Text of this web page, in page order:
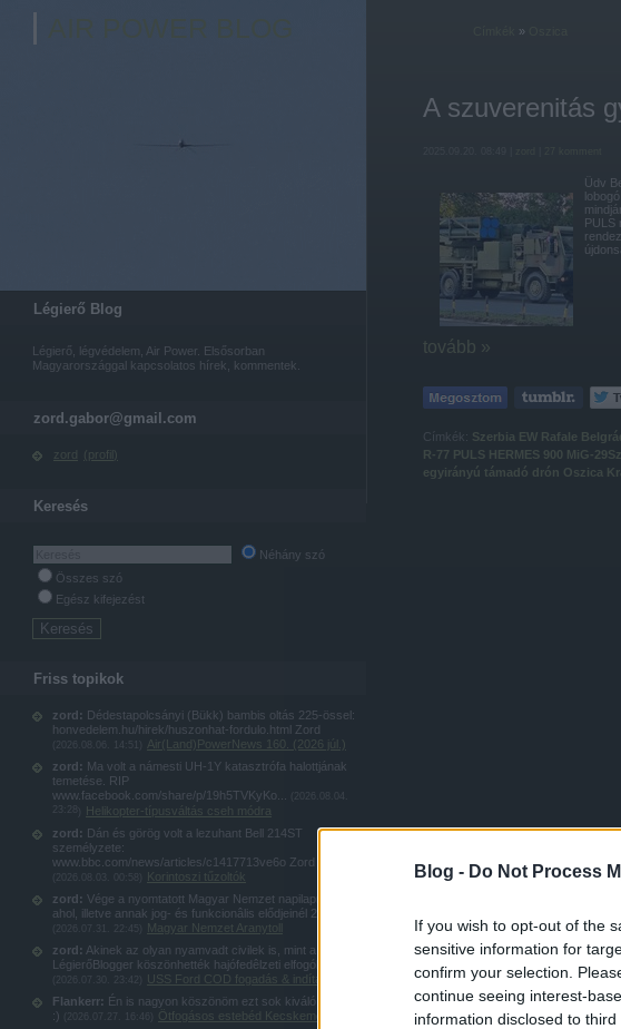
Blog - Do Not Process
If you wish to opt-out of the
sensitive information for
confirm your selection.
continue seeing interest-
information disclosed to
Légierő Blog
Légierő, légvédelem, Air Power. Elsősorban
Magyarországgal kapcsolatos hírek, kommentek.
zord.gabor@gmail.com
zord ( profil )
Keresés
Néhány szó
Összes szó
Egész kifejezést
Friss topikok
zord: Dédestapolcsányi (Bükk) bambis oltás 225-össel:
honvedelem.hu/hirek/huszonhat-fordulo.html Zord
Air(Land)PowerNews 160. (2026 júl.)
zord: Ma volt a námesti UH-1Y katasztrófa halottjának
temetése. RIP
www.facebook.com/share/p/19h5TVKyKo...
Helikopter-típusváltás cseh módra
zord: Dán és görög volt a lezuhant Bell 214ST
személyzete:
www.bbc.com/news/articles/c1417713ve6o Zord
Korintoszi tűzoltók
zord: Vége a nyomtatott Magyar Nemzet napilapnak,
ahol, illetve annak jog- és funkcionâlis elődjeinél 20...
Magyar Nemzet Aranytoll
zord: Akinek az olyan nyamvadt civilek is, mint a
LégierőBlogger köszönhették hajófedêlzeti elfogókötel...
USS Ford COD fogadás & indítás
Flankerr: Én is nagyon köszönöm ezt sok kiváló képet
:)
Ötfogásos estebéd Kecskeméten
»
A szuverenitás
Üdv
PULS
tovább »
Címkék: Szerbia EW Rafale
R-77 PULS HERMES 900 MiG-
egyirányú támadó drón Oszica